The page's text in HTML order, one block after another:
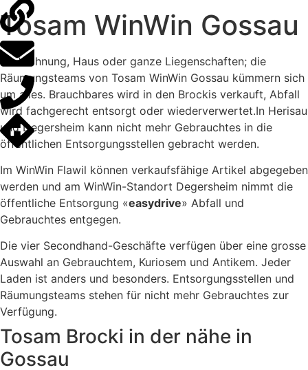
Tosam WinWin Gossau
Ob Wohnung, Haus oder ganze Liegenschaften; die
Räumungsteams von Tosam WinWin Gossau kümmern sich
um alles. Brauchbares wird in den Brockis verkauft, Abfall
wird fachgerecht entsorgt oder wiederverwertet.In Herisau
und Degersheim kann nicht mehr Gebrauchtes in die
öffentlichen Entsorgungsstellen gebracht werden.
Im WinWin Flawil können verkaufsfähige Artikel abgegeben
werden und am WinWin-Standort Degersheim nimmt die
öffentliche Entsorgung «easydrive» Abfall und
Gebrauchtes entgegen.
Die vier Secondhand-Geschäfte verfügen über eine grosse
Auswahl an Gebrauchtem, Kuriosem und Antikem. Jeder
Laden ist anders und besonders. Entsorgungsstellen und
Räumungsteams stehen für nicht mehr Gebrauchtes zur
Verfügung.
Tosam Brocki in der nähe in
Gossau